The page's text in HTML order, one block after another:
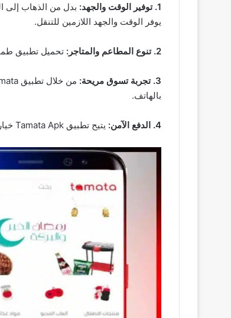
1. توفير الوقت والجهد:
بدل من الذهاب إلى
يوفر الوقت والجهد اللازمين للتنقل.
2. تنوع المطاعم والمتاجر: تحميل تطبيق
3. تجربة تسوق مريحة:
بالهاتف.
4. الدفع الآمن: يتيح تطبيق Tamata Apk خيارات متعددة لوسائل الدفع الآمنة بما في ذلك الدفع النقدي والدفع الإلكتروني مما يجعل العملية أكثر أمان وراحة للمستخدمين.